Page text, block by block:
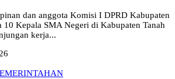
dan anggota Komisi I DPRD Kabupaten
10 Kepala SMA Negeri di Kabupaten Tanah
kerja...